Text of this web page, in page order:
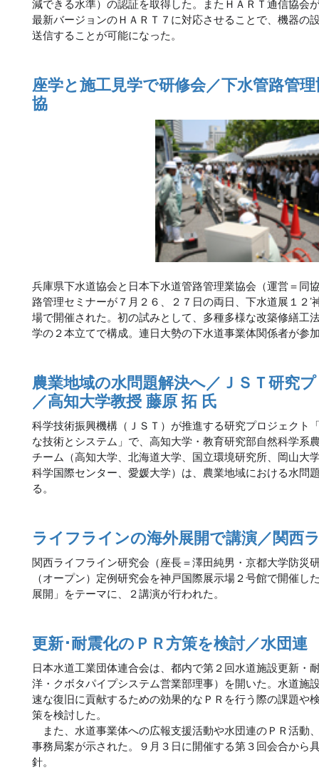
減できる水準）の認証を取得した。またＨＡＲＴ通信協会
最新バージョンのＨＡＲＴ７に対応させることで、機器の
送信することが可能になった。
座学と施工見学で研修会／下水管路管
協
兵庫県下水道協会と日本下水道管路管理業協会（運営＝同
路管理セミナーが７月２６、２７日の両日、下水道展１２
場で開催された。初の試みとして、多種多様な改築修繕工
学の２本立てで構成。連日大勢の下水道事業体関係者が参
農業地域の水問題解決へ／ＪＳＴ研究
／高知大学教授 藤原 拓 氏
科学技術振興機構（ＪＳＴ）が推進する研究プロジェクト
な技術とシステム」で、高知大学・教育研究部自然科学系
チーム（高知大学、北海道大学、国立環境研究所、岡山大
科学国際センター、愛媛大学）は、農業地域における水問
る。
ライフラインの海外展開で講演／関西
関西ライフライン研究会（座長＝澤田純男・京都大学防災
（オープン）定例研究会を神戸国際展示場２号館で開催
展開」をテーマに、２講演が行われた。
更新･耐震化のＰＲ方策を検討／水団連
日本水道工業団体連合会は、都内で第２回水道施設更新・
洋・クボタパイプシステム営業部理事）を開いた。水道施
速な復旧に貢献するための効果的なＰＲを行う際の課題や
策を検討した。
また、水道事業体への広報支援活動や水団連のＰＲ活動
事務局案が示された。９月３日に開催する第３回会合から
針。